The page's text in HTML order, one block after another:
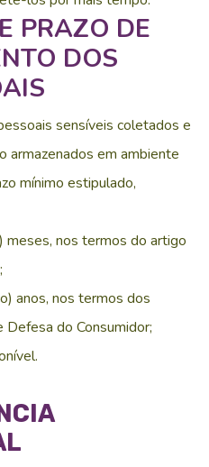
PRAZO DE
DOS
sensíveis coletados e
armazenados em ambiente
mínimo estipulado,
meses, nos termos do artigo
anos, nos termos dos
do Consumidor;